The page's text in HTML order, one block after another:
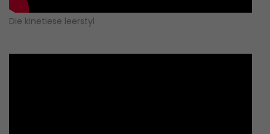
Die kinetiese leerstyl